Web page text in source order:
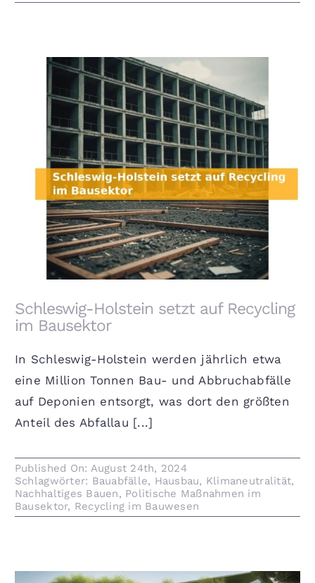
Schleswig-Holstein setzt auf Recycling im
Bausektor
Schleswig-Holstein setzt auf Recycling
im Bausektor
In Schleswig-Holstein werden jährlich etwa
eine Million Tonnen Bau- und Abbruchabfälle
auf Deponien entsorgt, was dort den größten
Anteil des Abfallau [...]
Published On: August 24th, 2024
Schlagwörter: Bauabfälle, Hausbau, Klimaneutralität,
Nachhaltiges Bauen, Politische Maßnahmen im
Bausektor, Recycling im Bauwesen